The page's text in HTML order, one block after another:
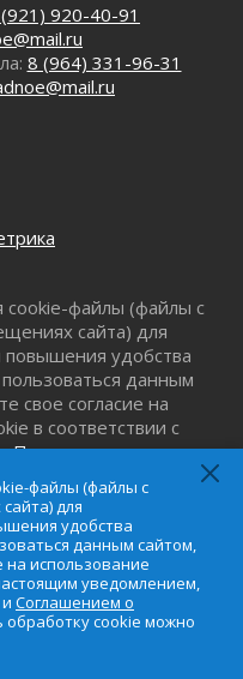
регионе прошёл
Ленинградец»
цели
920-40-91
8 (964) 331-96-31
cookie-файлы (файлы с
сайта) для
повышения удобства
данным
свое согласие на
в соответствии с
Пользовательским
о
обработку cookie
браузера.
файлы (файлы с
для
удобства
данным сайтом,
на использование
уведомлением,
и Соглашением о
обработку cookie можно